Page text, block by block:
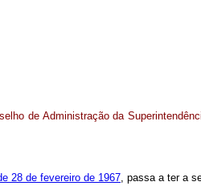
de Administração da
28 de fevereiro de 1967, passa a ter a